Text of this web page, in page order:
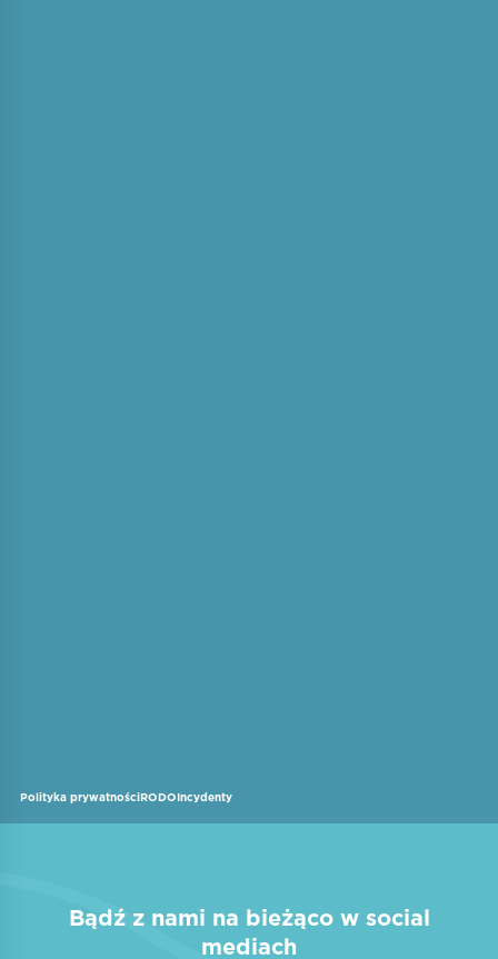
Polityka prywatnościRODOIncydenty
Bądź z nami na bieżąco w social
mediach